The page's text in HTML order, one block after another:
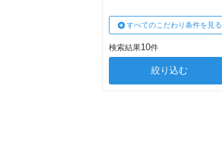
すべてのこだわり条件を見る
検索結果10件